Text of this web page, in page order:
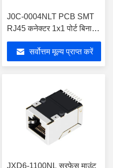
J0C-0004NLT PCB SMT
RJ45 कनेक्टर 1x1 पोर्ट बिना
LED LPJ19113CNL के
सर्वोत्तम मूल्य प्राप्त करें
JXD6-1100NL सरफेस माउंट